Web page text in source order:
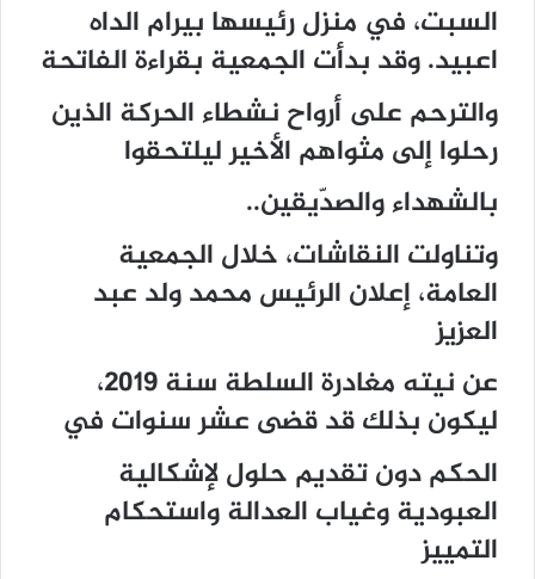
السبت، في منزل رئيسها بيرام الداه
اعبيد. وقد بدأت الجمعية بقراءة الفاتحة
والترحم على أرواح نشطاء الحركة الذين
رحلوا إلى مثواهم الأخير ليلتحقوا
بالشهداء والصدّيقين..
وتناولت النقاشات، خلال الجمعية
العامة، إعلان الرئيس محمد ولد عبد
العزيز
عن نيته مغادرة السلطة سنة 2019،
ليكون بذلك قد قضى عشر سنوات في
الحكم دون تقديم حلول لإشكالية
العبودية وغياب العدالة واستحكام
التمييز